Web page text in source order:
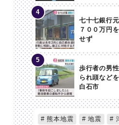
七十七銀行
７００万円
せず
歩行者の男
られ頭など
白石市
熊本地震 地震